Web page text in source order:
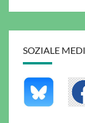
SOZIALE